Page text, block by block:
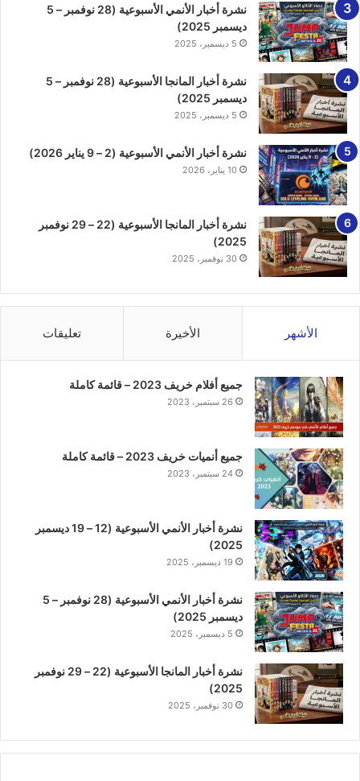
نشرة أخبار الأنمي الأسبوعية (28 نوفمبر – 5
ديسمبر 2025)
5 ديسمبر، 2025
نشرة أخبار المانجا الأسبوعية (28 نوفمبر – 5
ديسمبر 2025)
5 ديسمبر، 2025
نشرة أخبار الأنمي الأسبوعية (2 – 9 يناير 2026)
10 يناير، 2026
نشرة أخبار المانجا الأسبوعية (22 – 29 نوفمبر
2025)
30 نوفمبر، 2025
الأشهر الأخيرة تعليقات
جميع أفلام خريف 2023 – قائمة كاملة
26 سبتمبر، 2023
جميع أنميات خريف 2023 – قائمة كاملة
24 سبتمبر، 2023
نشرة أخبار الأنمي الأسبوعية (12 – 19 ديسمبر
2025)
19 ديسمبر، 2025
نشرة أخبار الأنمي الأسبوعية (28 نوفمبر – 5
ديسمبر 2025)
5 ديسمبر، 2025
نشرة أخبار المانجا الأسبوعية (22 – 29 نوفمبر
2025)
30 نوفمبر، 2025